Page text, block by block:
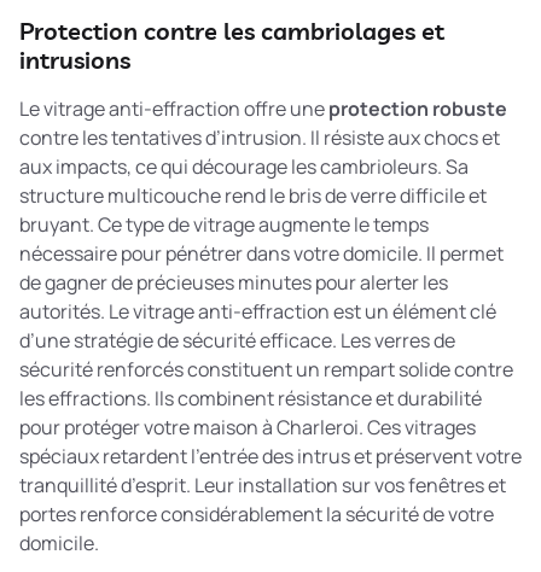
Protection contre les cambriolages et
intrusions
Le vitrage anti-effraction offre uneprotection robuste
contre les tentatives d’intrusion. Il résiste aux chocs et
aux impacts, ce qui décourage les cambrioleurs. Sa
structure multicouche rend le bris de verre difficile et
bruyant. Ce type de vitrage augmente le temps
nécessaire pour pénétrer dans votre domicile. Il permet
de gagner de précieuses minutes pour alerter les
autorités. Le vitrage anti-effraction est un élément clé
d’une stratégie de sécurité efficace. Lesverres de
sécurité renforcésconstituent un rempart solide contre
les effractions. Ils combinent résistance et durabilité
pour protéger votre maison à Charleroi. Ces vitrages
spéciaux retardent l’entrée des intrus et préservent votre
tranquillité d’esprit. Leur installation sur vos fenêtres et
portes renforce considérablement la sécurité de votre
domicile.